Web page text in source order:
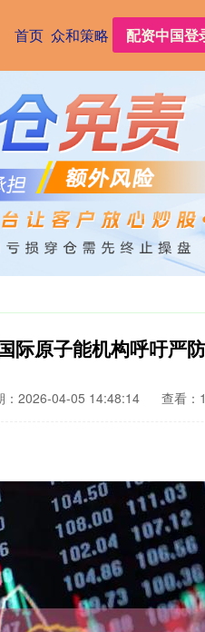
首页 众和策略 配资中国登
际原子能机构呼吁严
：2026-04-05 14:48:14 查看：